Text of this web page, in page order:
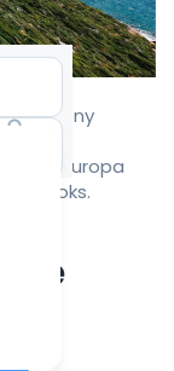
Goboony
in Europa